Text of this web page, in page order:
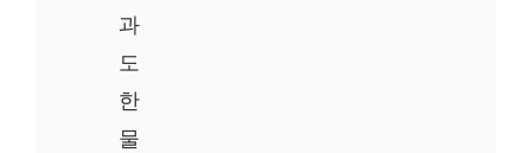
과
도
한
물